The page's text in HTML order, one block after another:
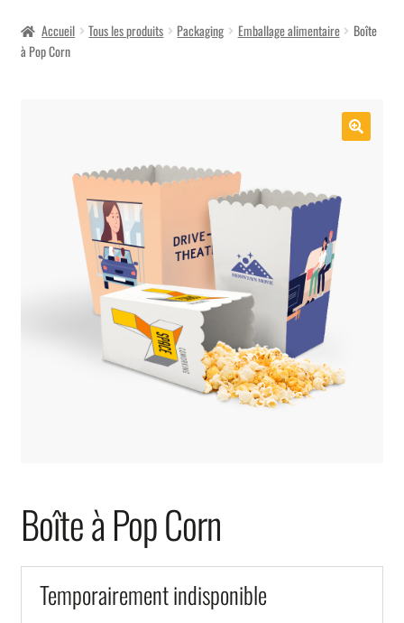
menu
Accueil Tous les produits Packaging Emballage alimentaire
Boîte
à Pop Corn
Boîte à Pop Corn
Temporairement indisponible